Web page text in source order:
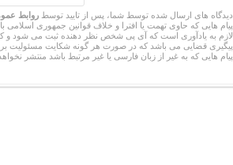
دیدگاه های ارسال شده توسط شما، پس از تایید توسط روابط
پیام هایی که حاوی تهمت یا افترا و خلاف قوانین جمهوری اسلامی
لازم به یادآوری است که آی پی شخص نظر دهنده ثبت می شود
پیگیری قضایی می باشد که در صورت هر گونه شکایت مسئولیت
پیام هایی که به غیر از زبان فارسی یا غیر مرتبط باشد منتشر